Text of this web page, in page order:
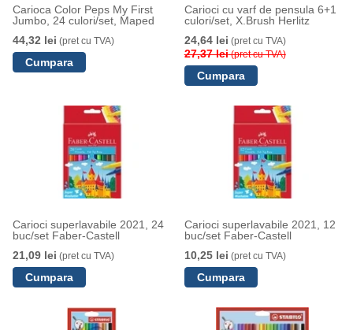
Carioca Color Peps My First
Jumbo, 24 culori/set, Maped
44,32 lei (pret cu TVA)
Carioci cu varf de pensula 6+1
culori/set, X.Brush Herlitz
24,64 lei (pret cu TVA)
27,37 lei(pret cu TVA)
Carioci superlavabile 2021, 24
buc/set Faber-Castell
21,09 lei (pret cu TVA)
Carioci superlavabile 2021, 12
buc/set Faber-Castell
10,25 lei (pret cu TVA)